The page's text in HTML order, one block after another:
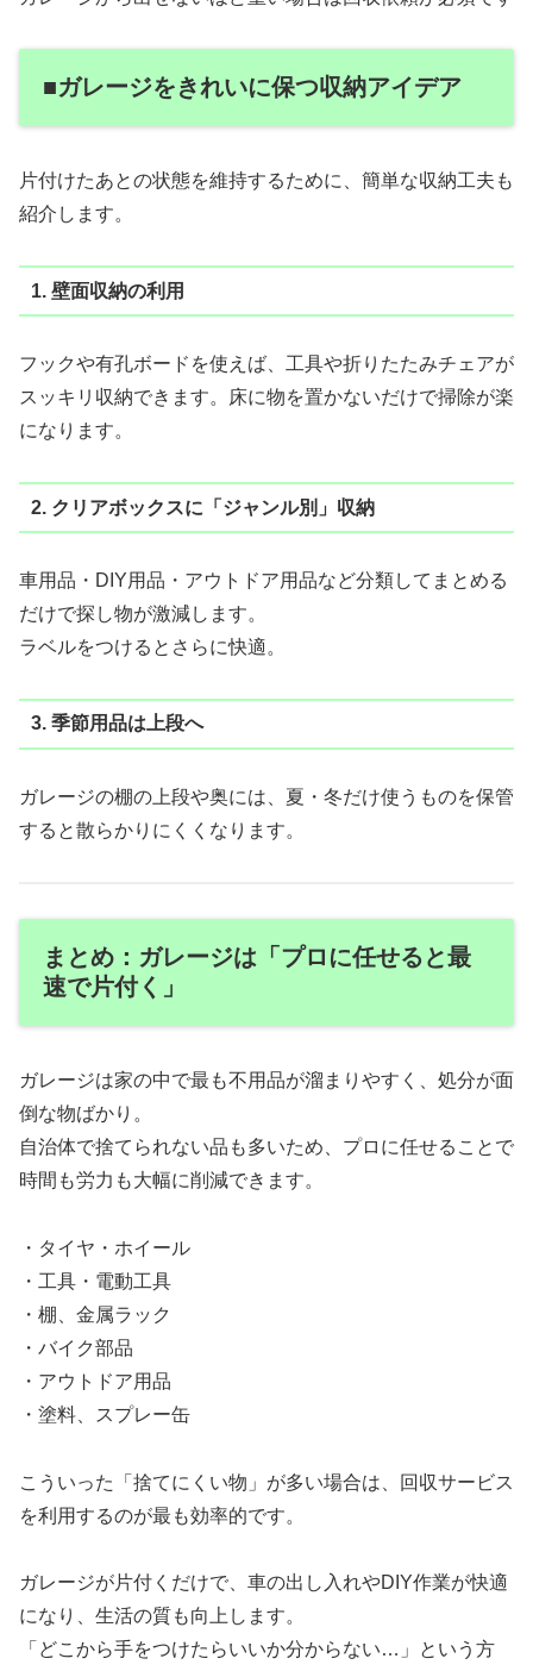
■ガレージをきれいに保つ収納アイデア
片付けたあとの状態を維持するために、簡単な収納工夫も
紹介します。
1. 壁面収納の利用
フックや有孔ボードを使えば、工具や折りたたみチェアが
スッキリ収納できます。床に物を置かないだけで掃除が楽
になります。
2. クリアボックスに「ジャンル別」収納
車用品・DIY用品・アウトドア用品など分類してまとめる
だけで探し物が激減します。
ラベルをつけるとさらに快適。
3. 季節用品は上段へ
ガレージの棚の上段や奥には、夏・冬だけ使うものを保管
すると散らかりにくくなります。
まとめ：ガレージは「プロに任せると最
速で片付く」
ガレージは家の中で最も不用品が溜まりやすく、処分が面
倒な物ばかり。
自治体で捨てられない品も多いため、プロに任せることで
時間も労力も大幅に削減できます。
・タイヤ・ホイール
・工具・電動工具
・棚、金属ラック
・バイク部品
・アウトドア用品
・塗料、スプレー缶
こういった「捨てにくい物」が多い場合は、回収サービス
を利用するのが最も効率的です。
ガレージが片付くだけで、車の出し入れやDIY作業が快適
になり、生活の質も向上します。
「どこから手をつけたらいいか分からない…」という方